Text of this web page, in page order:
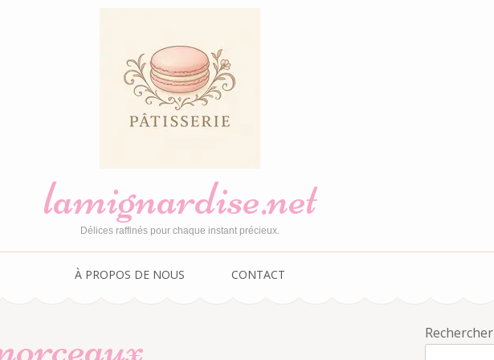
lamignardise.net
Délices raffinés pour chaque instant précieux.
À PROPOS DE NOUS CONTACT
Rechercher